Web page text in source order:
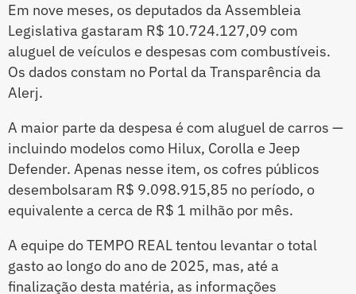
Em nove meses, os deputados da Assembleia
Legislativa gastaram R$ 10.724.127,09 com
aluguel de veículos e despesas com combustíveis.
Os dados constam no Portal da Transparência da
Alerj.
A maior parte da despesa é com aluguel de carros —
incluindo modelos como Hilux, Corolla e Jeep
Defender. Apenas nesse item, os cofres públicos
desembolsaram R$ 9.098.915,85 no período, o
equivalente a cerca de R$ 1 milhão por mês.
A equipe do TEMPO REAL tentou levantar o total
gasto ao longo do ano de 2025, mas, até a
finalização desta matéria, as informações